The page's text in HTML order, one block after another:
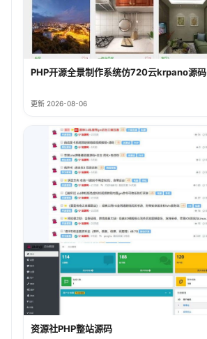
PHP开源全景制作系统仿720云krpano源码
更新 2026-08-06
资源社PHP整站源码